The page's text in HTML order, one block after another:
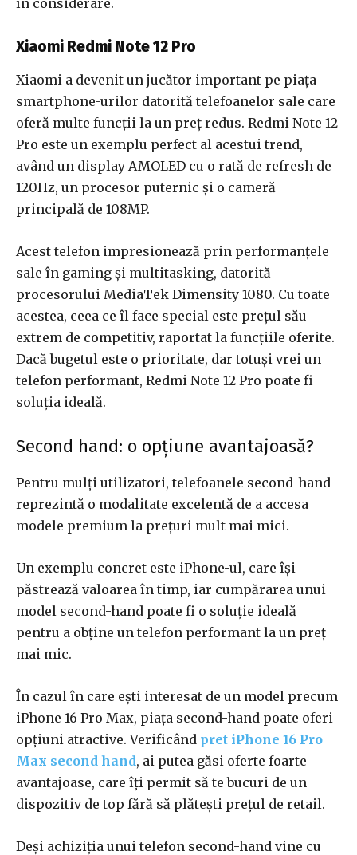
în considerare.
Xiaomi Redmi Note 12 Pro
Xiaomi a devenit un jucător important pe piața
smartphone-urilor datorită telefoanelor sale care
oferă multe funcții la un preț redus. Redmi Note 12
Pro este un exemplu perfect al acestui trend,
având un display AMOLED cu o rată de refresh de
120Hz, un procesor puternic și o cameră
principală de 108MP.
Acest telefon impresionează prin performanțele
sale în gaming și multitasking, datorită
procesorului MediaTek Dimensity 1080. Cu toate
acestea, ceea ce îl face special este prețul său
extrem de competitiv, raportat la funcțiile oferite.
Dacă bugetul este o prioritate, dar totuși vrei un
telefon performant, Redmi Note 12 Pro poate fi
soluția ideală.
Second hand: o opțiune avantajoasă?
Pentru mulți utilizatori, telefoanele second-hand
reprezintă o modalitate excelentă de a accesa
modele premium la prețuri mult mai mici.
Un exemplu concret este iPhone-ul, care își
păstrează valoarea în timp, iar cumpărarea unui
model second-hand poate fi o soluție ideală
pentru a obține un telefon performant la un preț
mai mic.
În cazul în care ești interesat de un model precum
iPhone 16 Pro Max, piața second-hand poate oferi
opțiuni atractive. Verificând pret iPhone 16 Pro
Max second hand, ai putea găsi oferte foarte
avantajoase, care îți permit să te bucuri de un
dispozitiv de top fără să plătești prețul de retail.
Deși achiziția unui telefon second-hand vine cu